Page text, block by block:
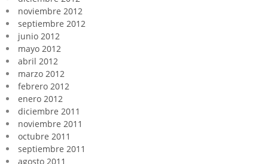
noviembre 2012
septiembre 2012
junio 2012
mayo 2012
abril 2012
marzo 2012
febrero 2012
enero 2012
diciembre 2011
noviembre 2011
octubre 2011
septiembre 2011
agosto 2011